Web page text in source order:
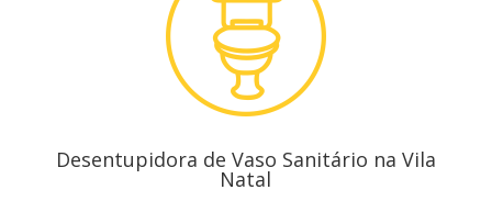
Desentupidora de Vaso Sanitário na Vila
Natal